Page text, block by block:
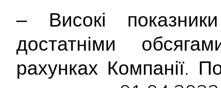
‒ Високі показники
достатніми
рахунках Компанії.